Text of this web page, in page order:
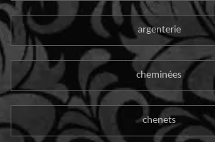
argenterie
cheminées
chenets